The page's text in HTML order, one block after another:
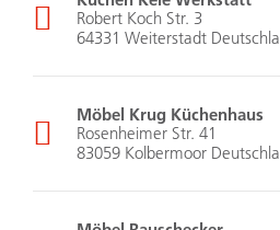
Robert Koch Str. 3
64331 Weiterstadt
Möbel Krug Küchenhaus
Rosenheimer Str. 41
83059 Kolbermoor